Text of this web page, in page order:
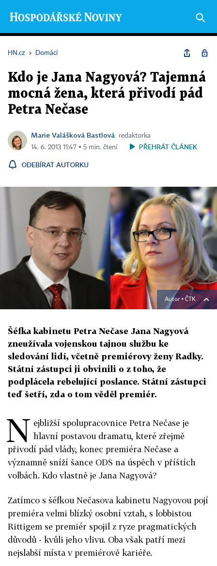
HN.cz › Domácí
Kdo je Jana Nagyová? Tajemná
mocná žena, která přivodí pád
Petra Nečase
Marie Valášková Bastlová
redaktorka
14. 6. 2013 11:47 ▪ 5 min. čtení
PŘEHRÁT ČLÁNEK
ODEBÍRAT AUTORKU
Autor ▪ ČTK
Šéfka kabinetu Petra Nečase Jana Nagyová
zneužívala vojenskou tajnou službu ke
sledování lidí, včetně premiérovy ženy Radky.
Státní zástupci ji obvinili o z toho, že
podplácela rebelující poslance. Státní zástupci
teď šetří, zda o tom věděl premiér.
N ejbližší spolupracovnice Petra Nečase je
hlavní postavou dramatu, které zřejmě
přivodí pád vlády, konec premiéra Nečase a
významně sníží šance ODS na úspěch v příštích
volbách. Kdo vlastně je Jana Nagyová?
Zatímco s šéfkou Nečasova kabinetu Nagyovou pojí
premiéra velmi blízký osobní vztah, s lobbistou
Rittigem se premiér spojil z ryze pragmatických
důvodů - kvůli jeho vlivu. Oba však patří mezi
nejslabší místa v premiérově kariéře.